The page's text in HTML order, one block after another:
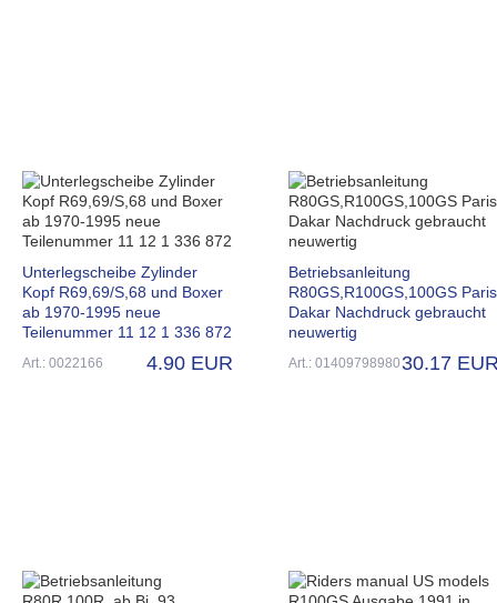
Unterlegscheibe Zylinder
Kopf R69,69/S,68 und Boxer
ab 1970-1995 neue
Teilenummer 11 12 1 336 872
Art.: 0022166 4.90 EUR
Betriebsanleitung
R80GS,R100GS,100GS Paris
Dakar Nachdruck gebraucht
neuwertig
Art.: 01409798980 30.17